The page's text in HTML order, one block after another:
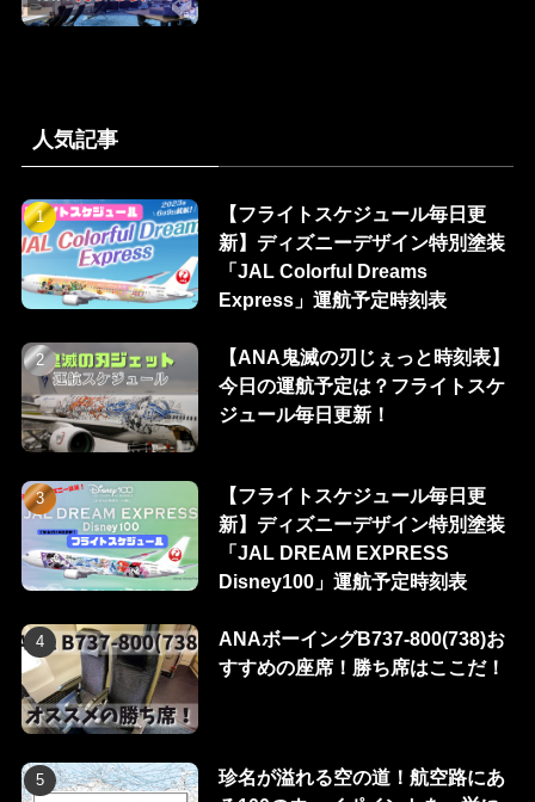
人気記事
【フライトスケジュール毎日更
新】ディズニーデザイン特別塗装
「JAL Colorful Dreams
Express」運航予定時刻表
【ANA鬼滅の刃じぇっと時刻表】
今日の運航予定は？フライトスケ
ジュール毎日更新！
【フライトスケジュール毎日更
新】ディズニーデザイン特別塗装
「JAL DREAM EXPRESS
Disney100」運航予定時刻表
ANAボーイングB737-800(738)お
すすめの座席！勝ち席はここだ！
珍名が溢れる空の道！航空路にあ